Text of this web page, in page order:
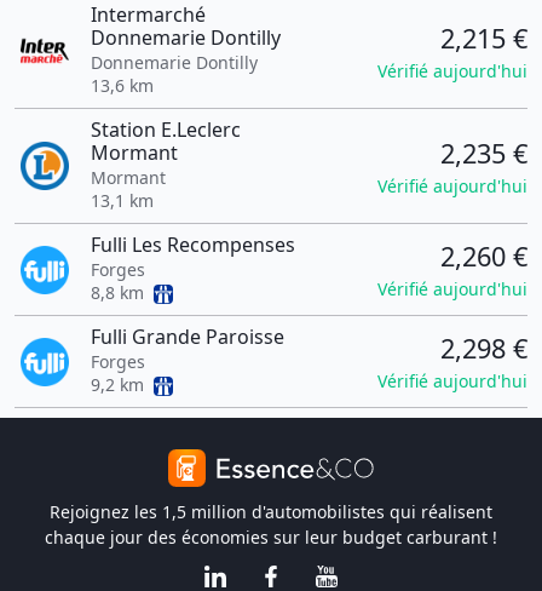
Intermarché
Donnemarie Dontilly
Donnemarie Dontilly
13,6 km
2,215 €
Vérifié aujourd'hui
Station E.Leclerc
Mormant
Mormant
13,1 km
2,235 €
Vérifié aujourd'hui
Fulli Les Recompenses
Forges
8,8 km
2,260 €
Vérifié aujourd'hui
Fulli Grande Paroisse
Forges
9,2 km
2,298 €
Vérifié aujourd'hui
Rejoignez les 1,5 million d'automobilistes qui réalisent
chaque jour des économies sur leur budget carburant !